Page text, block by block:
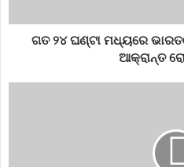
ଗତ ୨୪ ଘଣ୍ଟା ମଧ୍ୟରେ
ଆକ୍ରାନ୍ତ